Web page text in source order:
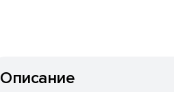
Описание